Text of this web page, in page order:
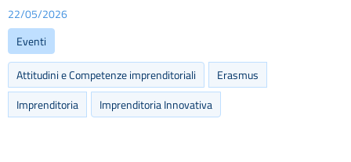
22/05/2026
Eventi
Attitudini e Competenze imprenditoriali
Erasmus
Imprenditoria
Imprenditoria Innovativa